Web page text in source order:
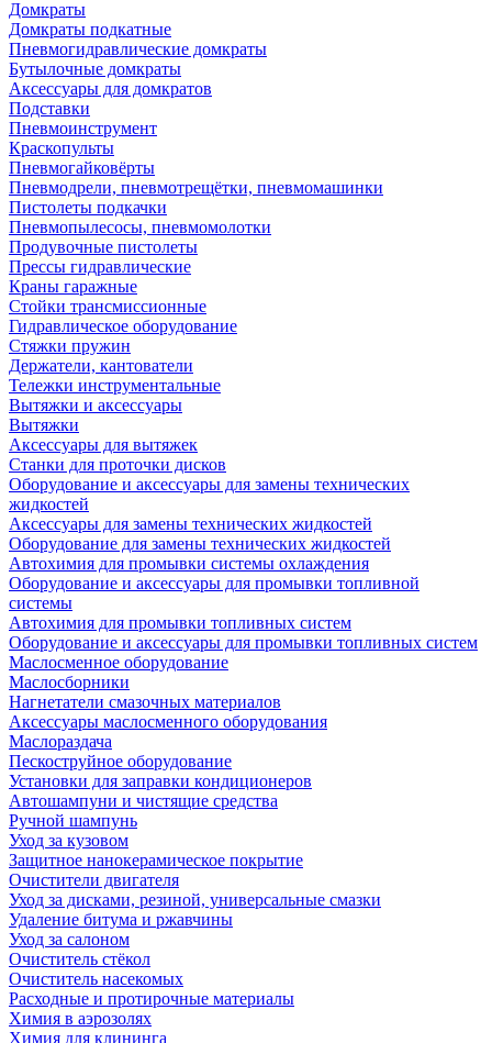
Домкраты
Домкраты подкатные
Пневмогидравлические домкраты
Бутылочные домкраты
Аксессуары для домкратов
Подставки
Пневмоинструмент
Краскопульты
Пневмогайковёрты
Пневмодрели, пневмотрещётки, пневмомашинки
Пистолеты подкачки
Пневмопылесосы, пневмомолотки
Продувочные пистолеты
Прессы гидравлические
Краны гаражные
Стойки трансмиссионные
Гидравлическое оборудование
Стяжки пружин
Держатели, кантователи
Тележки инструментальные
Вытяжки и аксессуары
Вытяжки
Аксессуары для вытяжек
Станки для проточки дисков
Оборудование и аксессуары для замены технических
жидкостей
Аксессуары для замены технических жидкостей
Оборудование для замены технических жидкостей
Автохимия для промывки системы охлаждения
Оборудование и аксессуары для промывки топливной
системы
Автохимия для промывки топливных систем
Оборудование и аксессуары для промывки топливных систем
Маслосменное оборудование
Маслосборники
Нагнетатели смазочных материалов
Аксессуары маслосменного оборудования
Маслораздача
Пескоструйное оборудование
Установки для заправки кондиционеров
Автошампуни и чистящие средства
Ручной шампунь
Уход за кузовом
Защитное нанокерамическое покрытие
Очистители двигателя
Уход за дисками, резиной, универсальные смазки
Удаление битума и ржавчины
Уход за салоном
Очиститель стёкол
Очиститель насекомых
Расходные и протирочные материалы
Химия в аэрозолях
Химия для клининга